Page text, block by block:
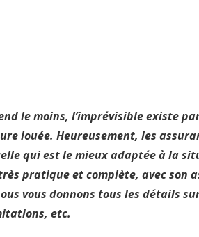
le moins, l’imprévisible existe
louée. Heureusement, les
qui est le mieux adaptée à la
pratique et complète, avec son
vous donnons tous les détails
etc.